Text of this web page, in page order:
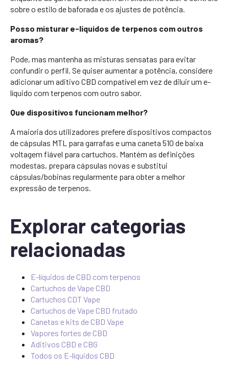
sobre o estilo de baforada e os ajustes de potência.
Posso misturar e-líquidos de terpenos com outros
aromas?
Pode, mas mantenha as misturas sensatas para evitar
confundir o perfil. Se quiser aumentar a potência, considere
adicionar um aditivo CBD compatível em vez de diluir um e-
líquido com terpenos com outro sabor.
Que dispositivos funcionam melhor?
A maioria dos utilizadores prefere dispositivos compactos
de cápsulas MTL para garrafas e uma caneta 510 de baixa
voltagem fiável para cartuchos. Mantém as definições
modestas, prepara cápsulas novas e substitui
cápsulas/bobinas regularmente para obter a melhor
expressão de terpenos.
Explorar categorias
relacionadas
E-líquidos de CBD com terpenos
Cartuchos de Vape CBD
Cartuchos CDT Vape
Cartuchos de Vape CBD frutado
Canetas e kits de CBD Vape
Vapores fortes de CBD
Aditivos CBD e CBG
Todos os E-líquidos CBD